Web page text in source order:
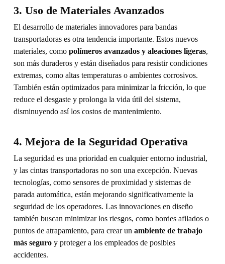
3. Uso de Materiales Avanzados
El desarrollo de materiales innovadores para bandas
transportadoras es otra tendencia importante. Estos nuevos
materiales, como polímeros avanzados y aleaciones ligeras,
son más duraderos y están diseñados para resistir condiciones
extremas, como altas temperaturas o ambientes corrosivos.
También están optimizados para minimizar la fricción, lo que
reduce el desgaste y prolonga la vida útil del sistema,
disminuyendo así los costos de mantenimiento.
4. Mejora de la Seguridad Operativa
La seguridad es una prioridad en cualquier entorno industrial,
y las cintas transportadoras no son una excepción. Nuevas
tecnologías, como sensores de proximidad y sistemas de
parada automática, están mejorando significativamente la
seguridad de los operadores. Las innovaciones en diseño
también buscan minimizar los riesgos, como bordes afilados o
puntos de atrapamiento, para crear un ambiente de trabajo
más seguroy proteger a los empleados de posibles
accidentes.